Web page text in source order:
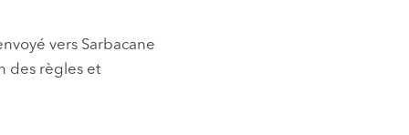
vers Sarbacane
des règles et